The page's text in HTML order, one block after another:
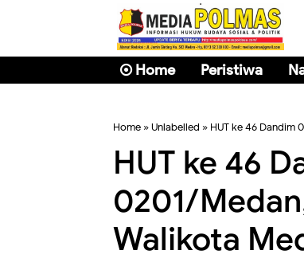
Home Peristiwa
Home » Unlabelled » HUT ke 46 Dandim
HUT ke 46
0201/
Walikota